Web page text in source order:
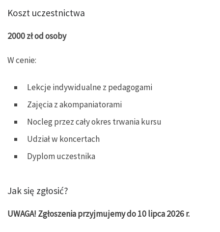
Koszt uczestnictwa
2000 zł od osoby
W cenie:
Lekcje indywidualne z pedagogami
Zajęcia z akompaniatorami
Nocleg przez cały okres trwania kursu
Udział w koncertach
Dyplom uczestnika
Jak się zgłosić?
UWAGA! Zgłoszenia przyjmujemy do 10 lipca 2026 r.